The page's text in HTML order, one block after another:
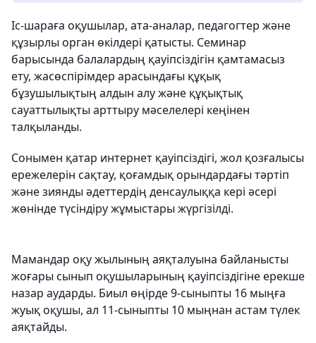
Іс-шараға оқушылар, ата-аналар, педагогтер және
құзырлы орган өкілдері қатысты. Семинар
барысында балалардың қауіпсіздігін қамтамасыз
ету, жасөспірімдер арасындағы құқық
бұзушылықтың алдын алу және құқықтық
сауаттылықты арттыру мәселелері кеңінен
талқыланды.
Сонымен қатар интернет қауіпсіздігі, жол қозғалысы
ережелерін сақтау, қоғамдық орындардағы тәртіп
және зиянды әдеттердің денсаулыққа кері әсері
жөнінде түсіндіру жұмыстары жүргізілді.
Мамандар оқу жылының аяқталуына байланысты
жоғары сынып оқушыларының қауіпсіздігіне ерекше
назар аударды. Биыл өңірде 9-сыныпты 16 мыңға
жуық оқушы, ал 11-сыныпты 10 мыңнан астам түлек
аяқтайды.